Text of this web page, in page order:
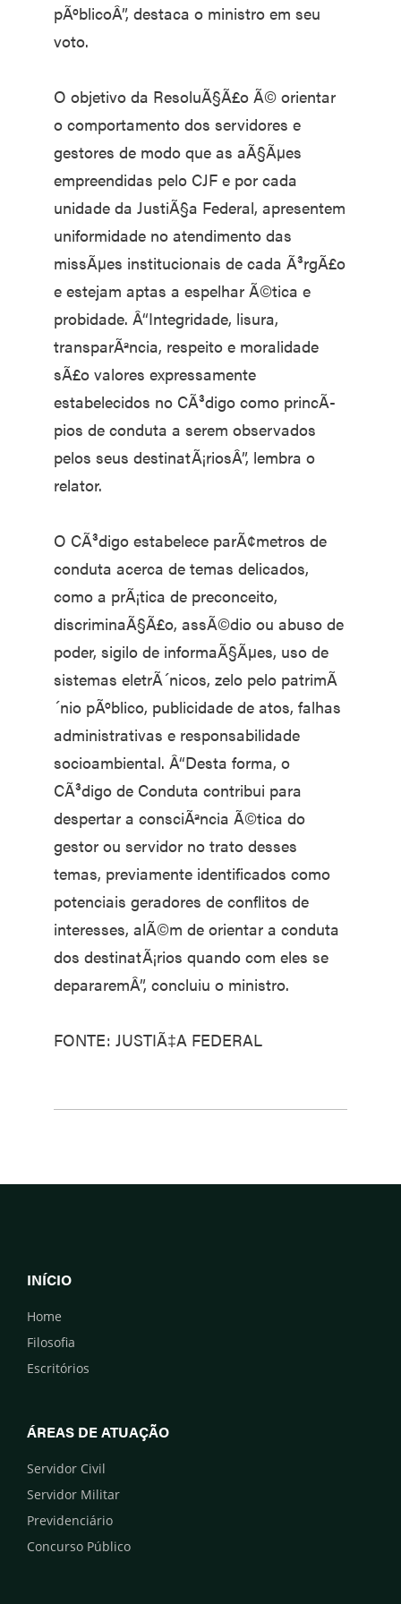
pÃºblicoÂ”, destaca o ministro em seu
voto.
O objetivo da ResoluÃ§Ã£o Ã© orientar
o comportamento dos servidores e
gestores de modo que as aÃ§Ãµes
empreendidas pelo CJF e por cada
unidade da JustiÃ§a Federal, apresentem
uniformidade no atendimento das
missÃµes institucionais de cada Ã³rgÃ£o
e estejam aptas a espelhar Ã©tica e
probidade. Â“Integridade, lisura,
transparÃªncia, respeito e moralidade
sÃ£o valores expressamente
estabelecidos no CÃ³digo como princÃ­
pios de conduta a serem observados
pelos seus destinatÃ¡riosÂ”, lembra o
relator.
O CÃ³digo estabelece parÃ¢metros de
conduta acerca de temas delicados,
como a prÃ¡tica de preconceito,
discriminaÃ§Ã£o, assÃ©dio ou abuso de
poder, sigilo de informaÃ§Ãµes, uso de
sistemas eletrÃ´nicos, zelo pelo patrimÃ
´nio pÃºblico, publicidade de atos, falhas
administrativas e responsabilidade
socioambiental. Â“Desta forma, o
CÃ³digo de Conduta contribui para
despertar a consciÃªncia Ã©tica do
gestor ou servidor no trato desses
temas, previamente identificados como
potenciais geradores de conflitos de
interesses, alÃ©m de orientar a conduta
dos destinatÃ¡rios quando com eles se
depararemÂ”, concluiu o ministro.
FONTE: JUSTIÃ‡A FEDERAL
INÍCIO
Home
Filosofia
Escritórios
ÁREAS DE ATUAÇÃO
Servidor Civil
Servidor Militar
Previdenciário
Concurso Público